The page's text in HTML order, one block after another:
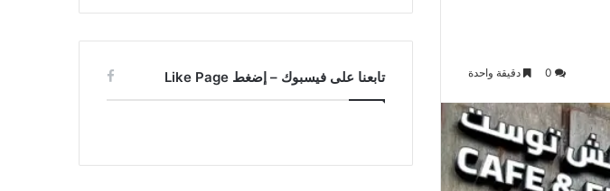
دقيقة واحدة تابعنا على فيسبوك – إضغط Like Page